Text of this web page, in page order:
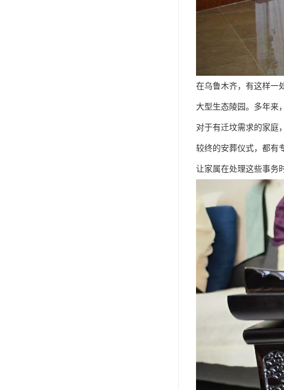
在乌鲁木齐，有这样一
大型生态陵园。多年来
对于有迁坟需求的家庭
较终的安葬仪式，都有
让家属在处理这些事务